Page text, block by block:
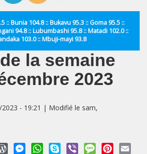
:: Bunia 104.8 :: Bukavu 95.3 :: Goma 95.5 ::
94.8 :: Lubumbashi 95.8 :: Matadi 102.0 ::
103.0 :: Mbuji-mayi 93.8
la semaine
2023
- 19:21 | Modifié le sam,
WordPressMessengerWhatsApp
Skype Viber MessagePinterest